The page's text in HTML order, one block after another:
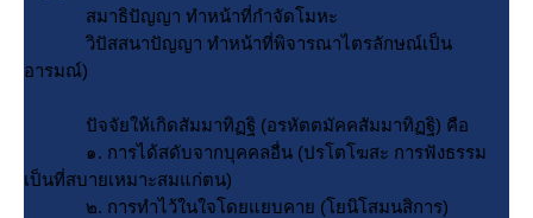
สมาธิปัญญา ทำหน้าที่กำจัดโมหะ
วิปัสสนาปัญญา ทำหน้าที่พิจารณาไตรลักษณ์เป็น
อารมณ์)
ปัจจัยให้เกิดสัมมาทิฏฐิ (อรหัตตมัคคสัมมาทิฏฐิ) คือ
๑. การได้สดับจากบุคคลอื่น (ปรโตโฆสะ การฟังธรรม
เป็นที่สบายเหมาะสมแก่ตน)
๒. การทำไว้ในใจโดยแยบคาย (โยนิโสมนสิการ)